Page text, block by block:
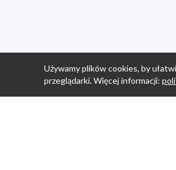
Używamy plików cookies, by
przeglądarki. Więcej informacji: